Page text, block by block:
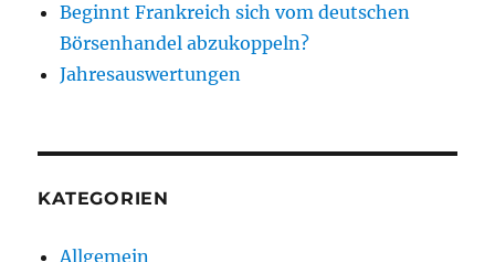
Beginnt Frankreich sich vom deutschen
Börsenhandel abzukoppeln?
Jahresauswertungen
KATEGORIEN
Allgemein